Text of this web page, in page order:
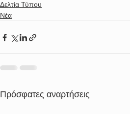
Δελτία Τύπου
Νέα
Πρόσφατες αναρτήσεις